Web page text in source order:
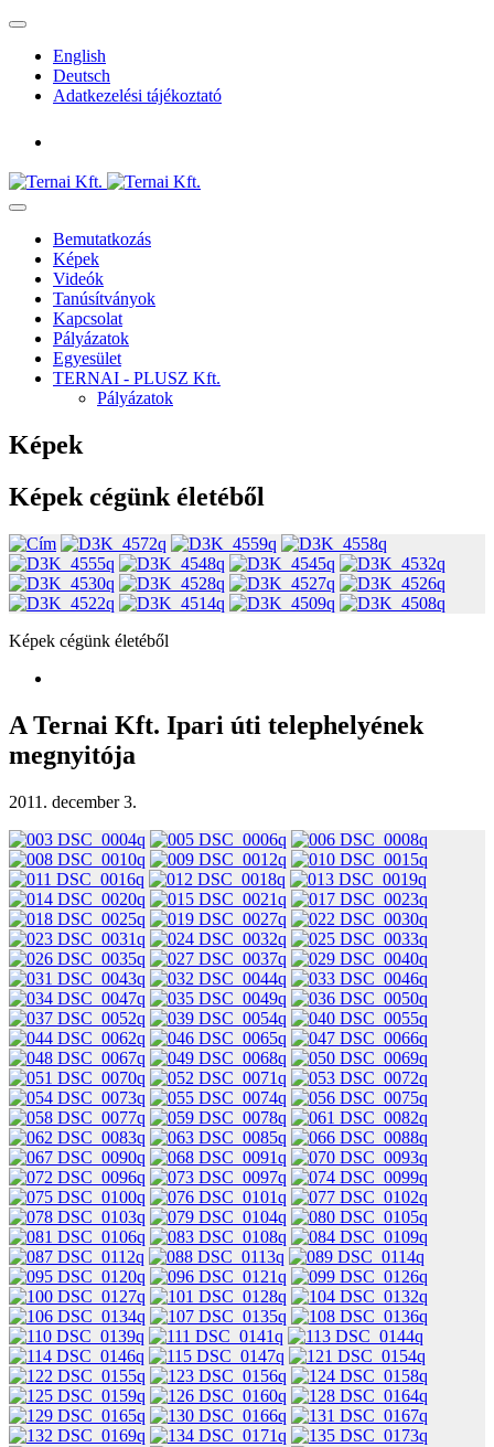
English
Deutsch
Adatkezelési tájékoztató
Bemutatkozás
Képek
Videók
Tanúsítványok
Kapcsolat
Pályázatok
Egyesület
TERNAI - PLUSZ Kft.
Pályázatok
Képek
Képek cégünk életéből
Képek cégünk életéből
A Ternai Kft. Ipari úti telephelyének
megnyitója
2011. december 3.